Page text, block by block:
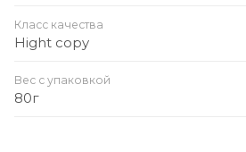
Класс качества
Hight copy
Вес с упаковкой
80г